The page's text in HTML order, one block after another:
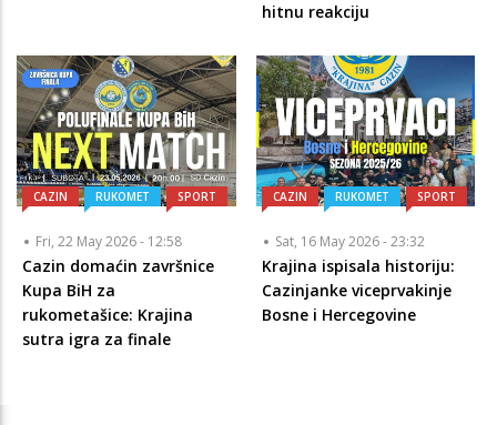
hitnu reakciju
CAZIN RUKOMET SPORT
Fri, 22 May 2026 - 12:58
Cazin domaćin završnice
Kupa BiH za
rukometašice: Krajina
sutra igra za finale
CAZIN RUKOMET SPORT
Sat, 16 May 2026 - 23:32
Krajina ispisala historiju:
Cazinjanke viceprvakinje
Bosne i Hercegovine